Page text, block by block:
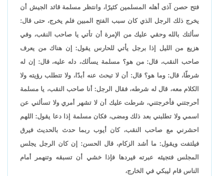
فتح حصن آذى أهله المسلمين كثيرًا، وانتظر مسلمة قائد الجيش أن
يخرج ذلك الرجل الذي كان سبب الفتح المبين فلم يخرج، حتى قال:
سألتك بالله وحقي عليك من الإمرة أن تأتي يا صاحب النقب، وفي
هزيع من الليل إذا برجل يأتي للحارس يقول: إن هناك من يعرف
صاحب النقب، قال: من هو؟ مسلمة يسألك، دله عليه، قال: إن له
شرطًا، قال: وما هو؟ قال: أن لا تبحث عنه أبدًا، ولا تتطلب رؤيته ولا
الكلام معه، قال له شرطه، فقال الرجل: أنا صاحب النقب، يا مسلمة
أحرجتني فأخرجتني، شرطت عليك أن لا تشهر أمري ولا تسألني عن
اسمي ولا تطلبني بعد ذلك ومضى، فكان مسلمة إذا دعا يقول: اللهم
احشرني مع صاحب النقب، كان أيوب ربما حدث بالحديث فيرق
فيلتفت ويقول: ما أشد الزكام، قال الحسن: إن كان الرجل يجلس
المجلس فتجيئه عبرته فيردها فإذا خشي أن تسبقه وتنهمر أمام
الناس قام ليبكي في الخارج،